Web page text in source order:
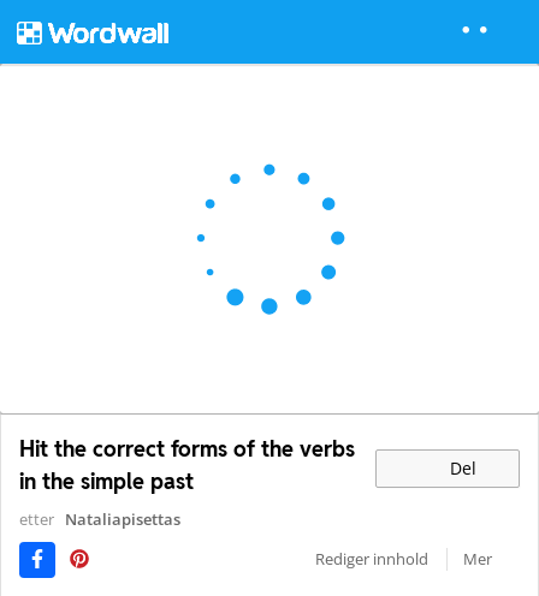
Hit the correct forms of the verbs
in the simple past
Del
etter Nataliapisettas
Rediger innhold
Mer